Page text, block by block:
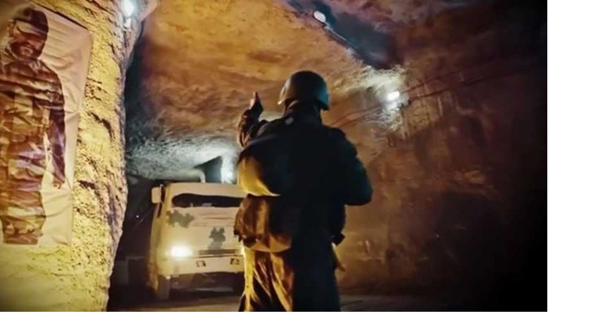
وبيروت وطهران وأربيل في العراق حتى يوم الاثنين المقبل بناء على “تحليل أمني حالي”.
وفي نيسان الماضي أغلقت إسرائيل مجالها الجوي لمدة سبع ساعات، بسبب الهجوم المكثف بالطائرات
المسيرة والصواريخ الذي شنته إيران على إسرائيل، ردا على غارة إسرائيلية على سفارة طهران في
دمشق قتل فيها 16 شخصًا منهم مسؤول إيراني كبير في فيلق القدس.
وتسود حالة من التوترات الأمنية في إسرائيل بعد أن أعلنت اغتيال القائد العسكري البارز بـ”الحزب”
فؤاد شكر في غارة جوية على مبنى في ضاحية بيروت الجنوبية، قبل أن يعلن الحزب اغتياله مساء
وبعدها بساعات أعلنت “حماس” اغتيال إسرائيل رئيس مكتبها السياسي إسماعيل هنية بغارة إسرائيلية
استهدفت مقر إقامته في طهران التي وصلها للمشاركة في حفل تنصيب الرئيس الإيراني الجديد
ومنذ 8 تشرين الأول تتبادل فصائل لبنانية وفلسطينية في لبنان، أبرزها “الحزب”، مع الجيش الإسرائيلي
قصفا يوميا عبر “الخط الأزرق” الفاصل، أسفر عن مئات القتلى والجرحى معظمهم في الجانب اللبناني.
وترهن الفصائل وقف القصف بإنهاء إسرائيل حربا تشنها بدعم أميركي على قطاع غزة منذ 7 تشرين